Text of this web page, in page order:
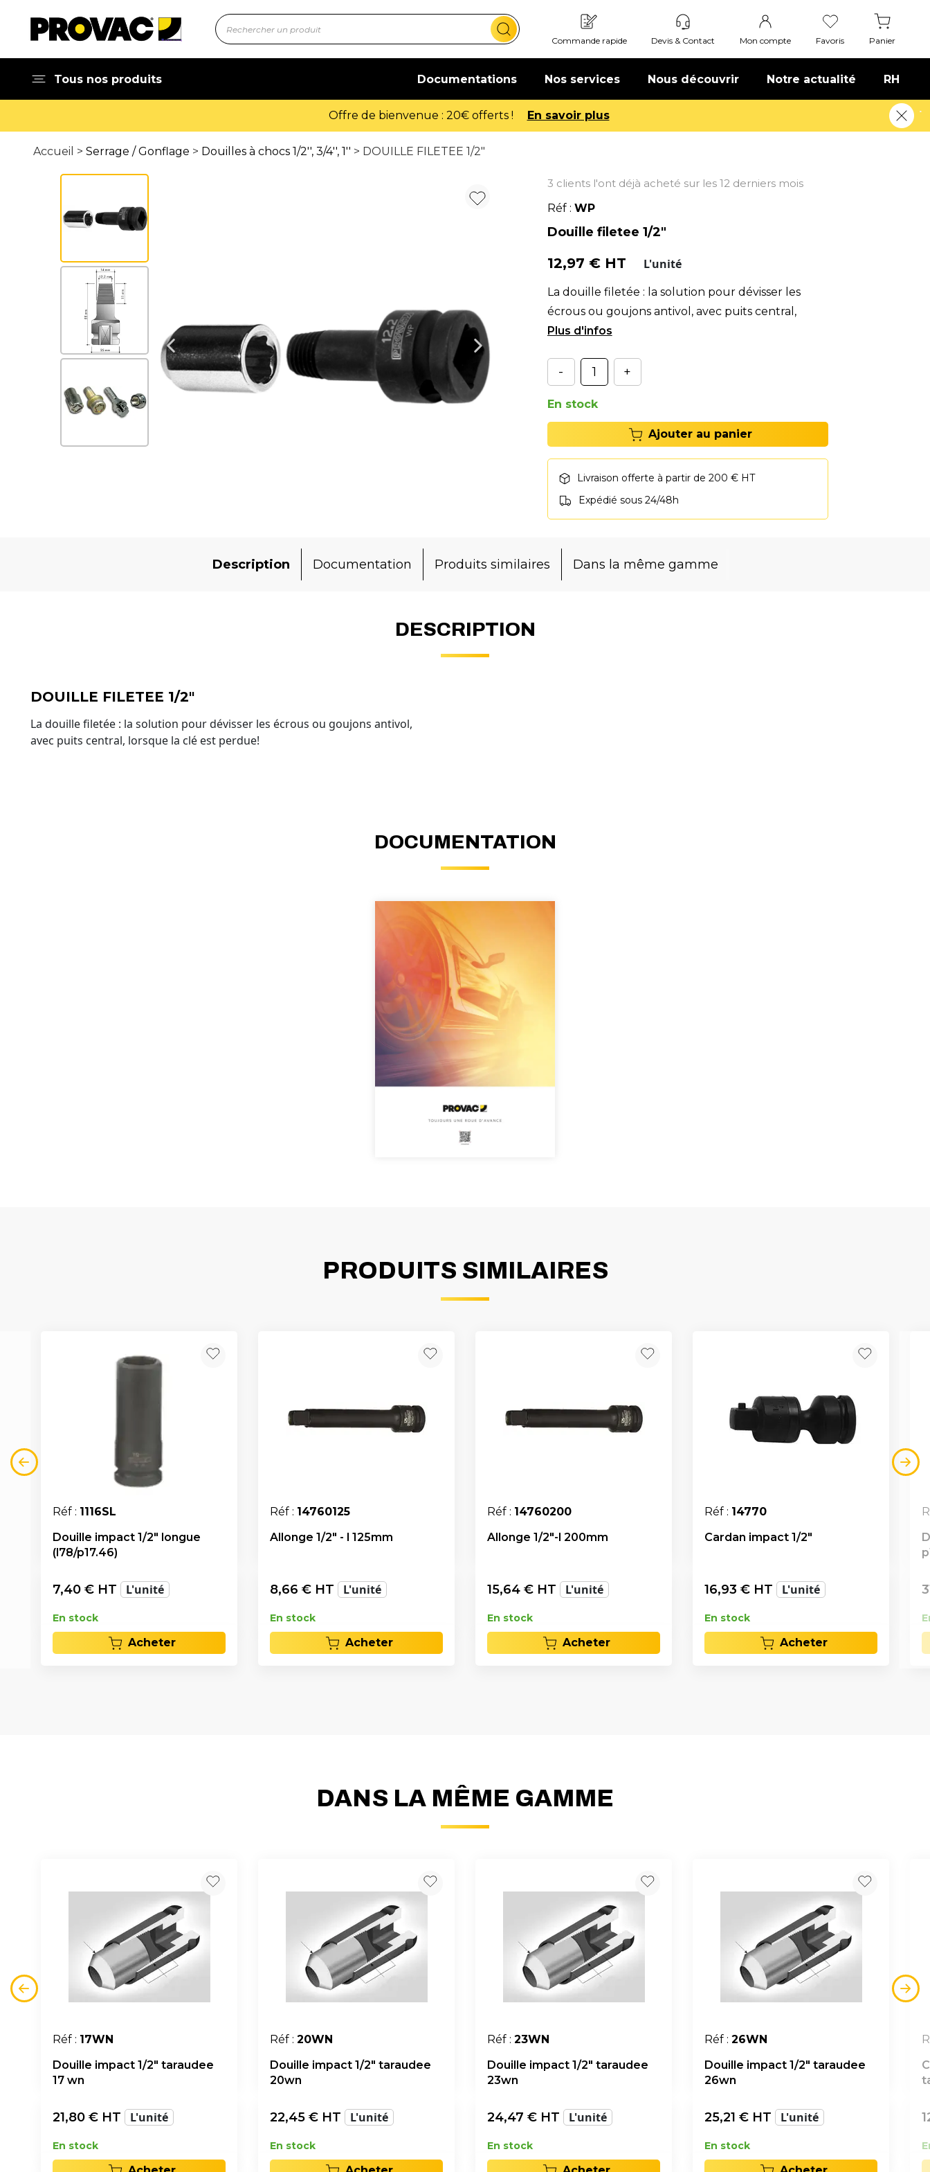
Commande rapide Devis & Contact Mon compte Favoris Panier
Tous nos produits Documentations Nos services Nous découvrir Notre actualité RH
Offre de bienvenue : 20€ offerts ! En savoir plus
Accueil > Serrage / Gonflage > Douilles à chocs 1/2'', 3/4'', 1'' > DOUILLE FILETEE 1/2"
3 clients l'ont déjà acheté sur les 12 derniers mois
Réf : WP
Douille filetee 1/2"
12,97 € HT L'unité
La douille filetée : la solution pour dévisser les
écrous ou goujons antivol, avec puits central,
lorsque la clé est perdue!
- +
En stock
Ajouter au panier
Livraison offerte à partir de 200 € HT
Expédié sous 24/48h
Description Documentation Produits similaires Dans la même gamme
DESCRIPTION
DOUILLE FILETEE 1/2"
La douille filetée : la solution pour dévisser les écrous ou goujons antivol,
avec puits central, lorsque la clé est perdue!
DOCUMENTATION
PRODUITS SIMILAIRES
Réf : 1116SL
Douille impact 1/2" longue
(l78/p17.46)
7,40 € HT L'unité
En stock
Acheter
Réf : 14760125
Allonge 1/2" - l 125mm
8,66 € HT L'unité
En stock
Acheter
Réf : 14760200
Allonge 1/2"-l 200mm
15,64 € HT L'unité
En stock
Acheter
Réf : 14770
Cardan impact 1/2"
16,93 € HT L'unité
En stock
Acheter
DANS LA MÊME GAMME
Réf : 17WN
Douille impact 1/2" taraudee
17 wn
21,80 € HT L'unité
En stock
Réf : 20WN
Douille impact 1/2" taraudee
20wn
22,45 € HT L'unité
En stock
Réf : 23WN
Douille impact 1/2" taraudee
23wn
24,47 € HT L'unité
En stock
Réf : 26WN
Douille impact 1/2" taraudee
26wn
25,21 € HT L'unité
En stock